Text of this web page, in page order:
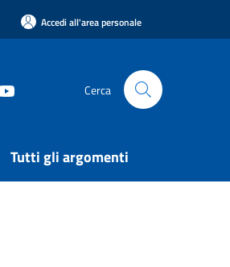
Accedi all'area personale
Cerca
Tutti gli argomenti